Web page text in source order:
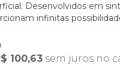
Desenvolvidos em
infinitas
100,63 sem juros no